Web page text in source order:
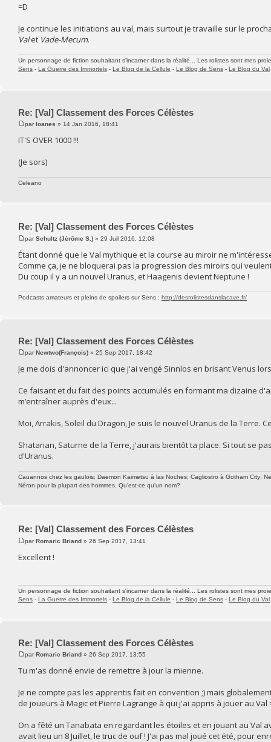
=D
Je continue les initiations au val, mais surtout je travaille sur le
Valet Vade-Mecum.
Un personnage de fiction souhaitant s'incarner dans la réalité... Les rolistes sont mes
Sens - La Guerre des Immortels - Le Blog de la Cellule - Le Blog de Sens - Le Blog du Val
Re: [Val] Classement des Forces Célèstes
parIoanes » 14 Jan 2016, 18:41
IT'S OVER 1000 !!!
(Je sors)
Celeano
Re: [Val] Classement des Forces Célèstes
parSchultz (Jérôme S.) » 29 Juil 2016, 12:08
Étant donné que le Val mythique et la course au miroir ne
Comme ça, je ne bloquerai pas la progression des miroirs qui
Du coup il y a un nouvel Uranus, et Haagenis devient Neptune !
Podcasts amateurs et pleins de spoilers sur Sens : http://desrolistesdanslacave.fr/
Re: [Val] Classement des Forces Célèstes
parNewtwo(François) » 25 Sep 2017, 18:42
Je me dois d'annoncer ici que j'ai vengé Sinnlos en brisant Venus
Ce faisant et du fait des points accumulés en formant ma dizaine
m’entraîner auprès d'eux...
Moi, Arrakis, Soleil du Dragon, Je suis le nouvel Uranus de la Terre.
Shatarian, Saturne de la Terre, j'aurais bientôt ta place. Si tout se
d'Uranus.
Cauannos chez les gaulois; Daemon Kaimetsu à las Noches; Cagliostro à Gotham City;
Néron pour la plupart des hommes. Qu'est-ce qu'un nom?
Re: [Val] Classement des Forces Célèstes
parRomaric Briand » 26 Sep 2017, 13:41
Excellent !
Un personnage de fiction souhaitant s'incarner dans la réalité... Les rolistes sont mes
Sens - La Guerre des Immortels - Le Blog de la Cellule - Le Blog de Sens - Le Blog du Val
Re: [Val] Classement des Forces Célèstes
parRomaric Briand » 26 Sep 2017, 13:55
Tu m'as donné envie de remettre à jour la mienne.
Je ne compte pas les apprentis fait en convention ;) mais
de joueurs à Magic et Pierre Lagrange à qui j'ai appris à jouer au Val
On a fêté un Tanabata en regardant les étoiles et en jouant au Val
avait lieu un 8 Juillet, le truc de ouf ! J'ai pas mal joué cet été, pour